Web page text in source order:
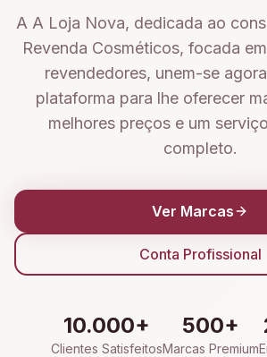
A A Loja Nova, dedicada ao
Revenda Cosméticos, focada
revendedores, unem-se
plataforma para lhe oferecer
melhores preços e um
completo.
Ver Marcas
Conta Profissional
10.000+
Clientes Satisfeitos
500+
Marcas Premium